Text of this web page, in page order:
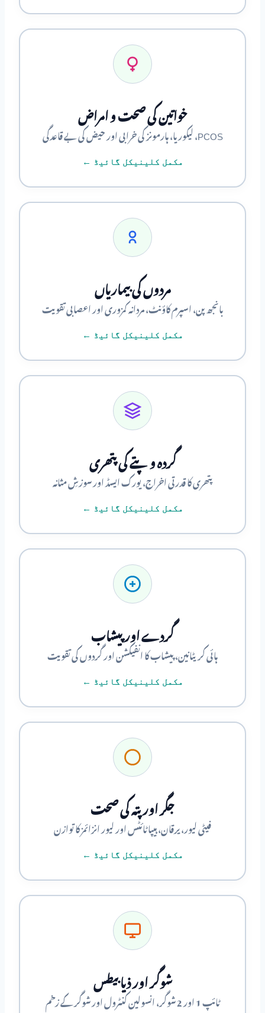
خواتین کی صحت و امراض
PCOS، لیکوریا، ہارمونز کی خرابی اور حیض کی بے قاعدگی
مکمل کلینیکل گائیڈ ←
مردوں کی بیماریاں
بانجھ پن، اسپرم کاؤنٹ، مردانہ کمزوری اور اعصابی تقویت
مکمل کلینیکل گائیڈ ←
گردہ و پتے کی پتھری
پتھری کا قدرتی اخراج، یورک ایسڈ اور سوزشِ مثانہ
مکمل کلینیکل گائیڈ ←
گردے اور پیشاب
ہائی کریٹانین، پیشاب کا انفیکشن اور گردوں کی تقویت
مکمل کلینیکل گائیڈ ←
جگر اور پتہ کی صحت
فیٹی لیور، یرقان، ہیپاٹائٹس اور لیور انزائمز کا توازن
مکمل کلینیکل گائیڈ ←
شوگر اور ذیابیطس
ٹائپ 1 اور 2 شوگر، انسولین کنٹرول اور شوگر کے زخم